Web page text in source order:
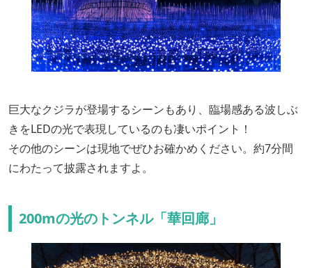
巨大なクジラが登場するシーンもあり、臨場感ある波しぶ
きをLEDの光で表現しているのも凄いポイント！
その他のシーンは現地でぜひお確かめください。約7分間
にわたって披露されますよ。
200mの光のトンネル「華回廊」